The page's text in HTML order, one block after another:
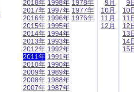
2018年
2017年
2016年
2015年
2014年
2013年
2012年
2011年
2010年
2009年
2008年
2007年
1998年
1997年
1996年
1995年
1994年
1993年
1992年
1991年
1990年
1989年
1988年
1987年
1978年
1977年
1976年
9月
10月
11月
12月
9
10
11
12
13
14
15